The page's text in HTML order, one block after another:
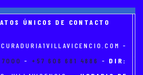
ÚNICOS DE CONTACTO
-
- +57 608 681 4886 - DIR: